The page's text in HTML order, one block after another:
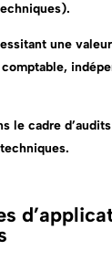
une
le cadre